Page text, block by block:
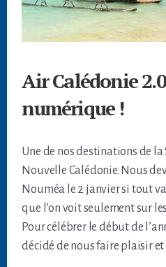
Air Calédonie
numérique !
Une de nos destinations de la
Nouvelle Calédonie. Nous
Nouméa le 2 janvier si tout
que l’on voit seulement sur
Pour célébrer le début de
décidé de nous faire plaisir et